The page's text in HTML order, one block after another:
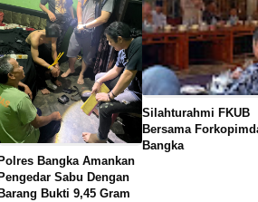
Polres Bangka Amankan
Pengedar Sabu Dengan
Barang Bukti 9,45 Gram
Silahturahmi FKUB
Bersama
Bangka